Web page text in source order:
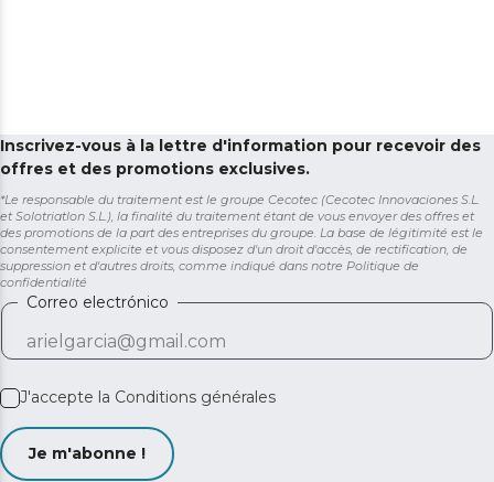
Inscrivez-vous à la lettre d'information pour recevoir des
offres et des promotions exclusives.
*Le responsable du traitement est le groupe Cecotec (Cecotec Innovaciones S.L.
et Solotriatlon S.L.), la finalité du traitement étant de vous envoyer des offres et
des promotions de la part des entreprises du groupe. La base de légitimité est le
consentement explicite et vous disposez d'un droit d'accès, de rectification, de
suppression et d'autres droits, comme indiqué dans notre Politique de
confidentialité
Correo electrónico
J'accepte la Conditions générales
Je m'abonne !